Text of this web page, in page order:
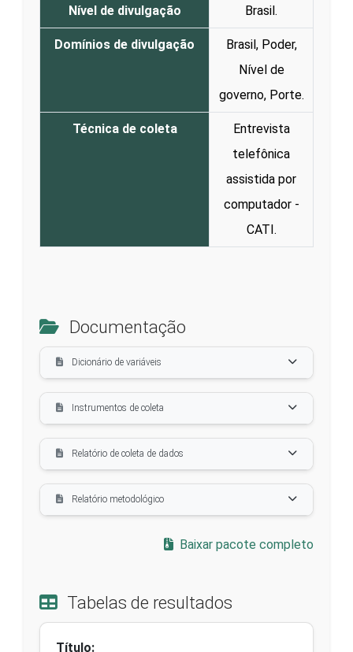
Nível de divulgação Brasil.
Domínios de divulgação
Brasil, Poder,
Nível de
governo, Porte.
Técnica de coleta
Entrevista
telefônica
assistida por
computador -
CATI.
Documentação
Dicionário de variáveis
Instrumentos de coleta
Relatório de coleta de dados
Relatório metodológico
Baixar pacote completo
Tabelas de resultados
Título: